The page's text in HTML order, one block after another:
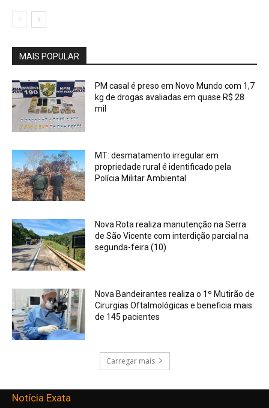
MAIS POPULAR
PM casal é preso em Novo Mundo com 1,7
kg de drogas avaliadas em quase R$ 28
mil
MT: desmatamento irregular em
propriedade rural é identificado pela
Polícia Militar Ambiental
Nova Rota realiza manutenção na Serra
de São Vicente com interdição parcial na
segunda-feira (10)
Nova Bandeirantes realiza o 1º Mutirão de
Cirurgias Oftalmológicas e beneficia mais
de 145 pacientes
Carregar mais
Notícia Exata